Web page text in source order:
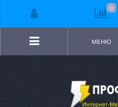
МЕНЮ
0